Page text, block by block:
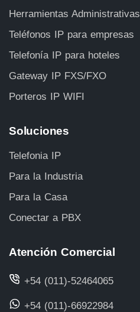
Herramientas Administrativas
Teléfonos IP para empresas
Telefonía IP para hoteles
Gateway IP FXS/FXO
Porteros IP WIFI
Soluciones
Telefonia IP
Para la Industria
Para la Casa
Conectar a PBX
Atención Comercial
+54 (011)-52464065
+54 (011)-66922984